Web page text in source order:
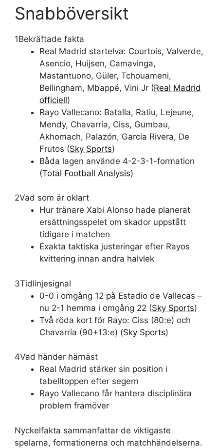
Snabböversikt
1Bekräftade fakta
Real Madrid startelva: Courtois, Valverde,
Asencio, Huijsen, Camavinga,
Mastantuono, Güler, Tchouameni,
Bellingham, Mbappé, Vini Jr (Real Madrid
officiell)
Rayo Vallecano: Batalla, Ratiu, Lejeune,
Mendy, Chavarría, Ciss, Gumbau,
Akhomach, Palazón, Garcia Rivera, De
Frutos (Sky Sports)
Båda lagen använde 4-2-3-1-formation
(Total Football Analysis)
2Vad som är oklart
Hur tränare Xabi Alonso hade planerat
ersättningsspelet om skador uppstått
tidigare i matchen
Exakta taktiska justeringar efter Rayos
kvittering innan andra halvlek
3Tidlinjesignal
0-0 i omgång 12 på Estadio de Vallecas –
nu 2-1 hemma i omgång 22 (Sky Sports)
Två röda kort för Rayo: Ciss (80:e) och
Chavarría (90+13:e) (Sky Sports)
4Vad händer härnäst
Real Madrid stärker sin position i
tabelltoppen efter segern
Rayo Vallecano får hantera disciplinära
problem framöver
Nyckelfakta sammanfattar de viktigaste
spelarna, formationerna och matchhändelserna.